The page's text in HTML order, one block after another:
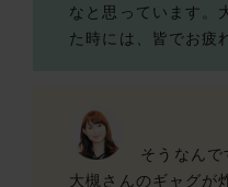
なと思っています。
た時には、皆でお
そうなんで
大槻さんのギャグが